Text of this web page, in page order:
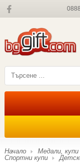
Начало Медали,
Спортни купи